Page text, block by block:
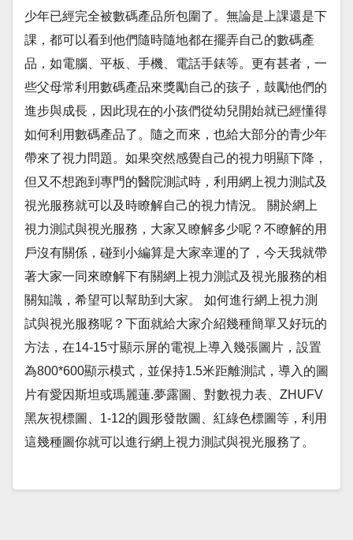
少年已經完全被數碼產品所包圍了。無論是上課還是下
課，都可以看到他們隨時隨地都在擺弄自己的數碼產
品，如電腦、平板、手機、電話手錶等。更有甚者，一
些父母常利用數碼產品來獎勵自己的孩子，鼓勵他們的
進步與成長，因此現在的小孩們從幼兒開始就已經懂得
如何利用數碼產品了。隨之而來，也給大部分的青少年
帶來了視力問題。如果突然感覺自己的視力明顯下降，
但又不想跑到專門的醫院測試時，利用網上視力測試及
視光服務就可以及時瞭解自己的視力情況。 關於網上
視力測試與視光服務，大家又瞭解多少呢？不瞭解的用
戶沒有關係，碰到小編算是大家幸運的了，今天我就帶
著大家一同來瞭解下有關網上視力測試及視光服務的相
關知識，希望可以幫助到大家。 如何進行網上視力測
試與視光服務呢？下面就給大家介紹幾種簡單又好玩的
方法，在14-15寸顯示屏的電視上導入幾張圖片，設置
為800*600顯示模式，並保持1.5米距離測試，導入的圖
片有愛因斯坦或瑪麗蓮.夢露圖、對數視力表、ZHUFV
黑灰視標圖、1-12的圓形發散圖、紅綠色標圖等，利用
這幾種圖你就可以進行網上視力測試與視光服務了。